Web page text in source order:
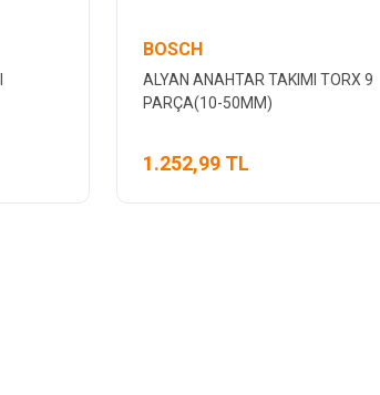
BOSCH
ALYAN ANAHTAR TAKIMI TORX 9
PARÇA(10-50MM)
1.252,99 TL